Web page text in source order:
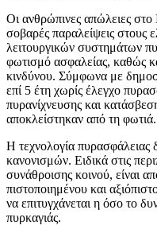
Οι ανθρώπινες απώλειες
σοβαρές παραλείψεις στους
λειτουργικών συστημάτων
φωτισμό ασφαλείας, καθώς
κινδύνου. Σύμφωνα με
επί 5 έτη χωρίς έλεγχο
πυρανίχνευσης και
αποκλείστηκαν από τη φωτιά.
Η τεχνολογία
κανονισμών. Ειδικά στις
συνάθροισης κοινού, είναι
πιστοποιημένου και
να επιτυγχάνεται η όσο το
πυρκαγιάς.